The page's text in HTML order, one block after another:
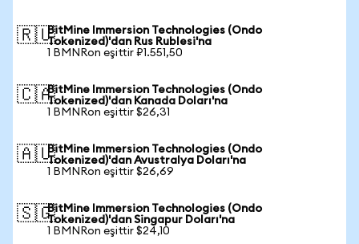
🇷🇺BitMine Immersion Technologies (Ondo
Tokenized)'dan Rus Rublesi'na
1 BMNRon eşittir ₽1.551,50
🇨🇦BitMine Immersion Technologies (Ondo
Tokenized)'dan Kanada Doları'na
1 BMNRon eşittir $26,31
🇦🇺BitMine Immersion Technologies (Ondo
Tokenized)'dan Avustralya Doları'na
1 BMNRon eşittir $26,69
🇸🇬BitMine Immersion Technologies (Ondo
Tokenized)'dan Singapur Doları'na
1 BMNRon eşittir $24,10